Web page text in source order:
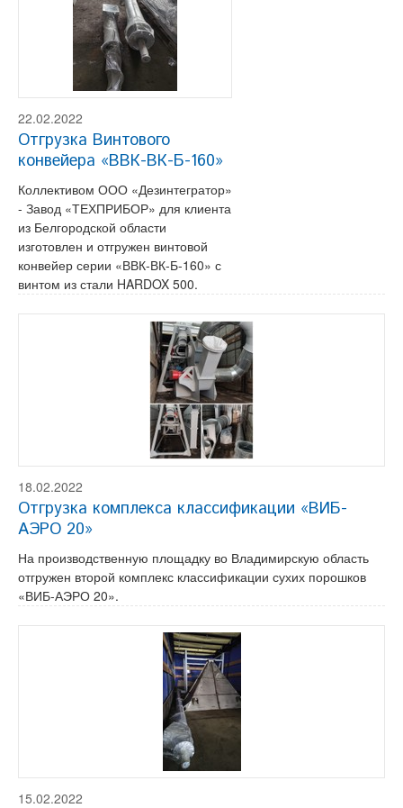
22.02.2022
Отгрузка Винтового
конвейера «ВВК-ВК-Б-160»
Коллективом ООО «Дезинтегратор»
- Завод «ТЕХПРИБОР» для клиента
из Белгородской области
изготовлен и отгружен винтовой
конвейер серии «ВВК-ВК-Б-160» с
винтом из стали HARDOX 500.
18.02.2022
Отгрузка комплекса классификации «ВИБ-
АЭРО 20»
На производственную площадку во Владимирскую область
отгружен второй комплекс классификации сухих порошков
«ВИБ-АЭРО 20».
15.02.2022